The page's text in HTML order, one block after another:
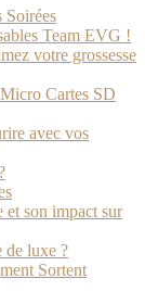
Soirées
Team EVG !
votre grossesse
Cartes SD
avec vos
et son impact sur
de luxe ?
Sortent